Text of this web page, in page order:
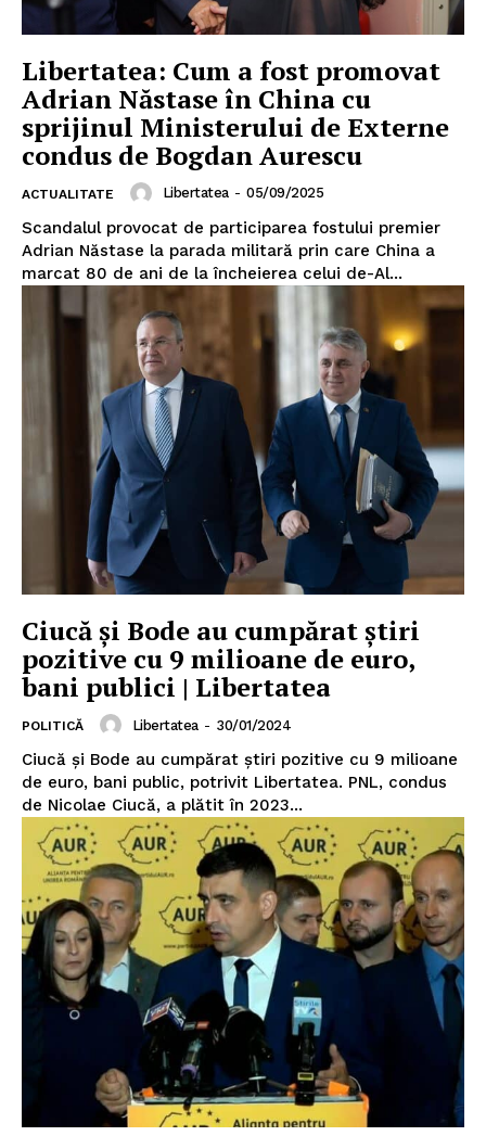
Libertatea: Cum a fost promovat
Adrian Năstase în China cu
sprijinul Ministerului de Externe
condus de Bogdan Aurescu
ACTUALITATE Libertatea - 05/09/2025
Scandalul provocat de participarea fostului premier
Adrian Năstase la parada militară prin care China a
marcat 80 de ani de la încheierea celui de-Al...
Ciucă și Bode au cumpărat știri
pozitive cu 9 milioane de euro,
bani publici | Libertatea
POLITICĂ Libertatea - 30/01/2024
Ciucă și Bode au cumpărat știri pozitive cu 9 milioane
de euro, bani public, potrivit Libertatea. PNL, condus
de Nicolae Ciucă, a plătit în 2023...